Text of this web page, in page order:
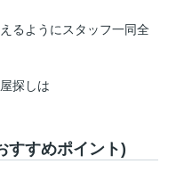
るようにスタッフ一同全
探しは
すすめポイント)